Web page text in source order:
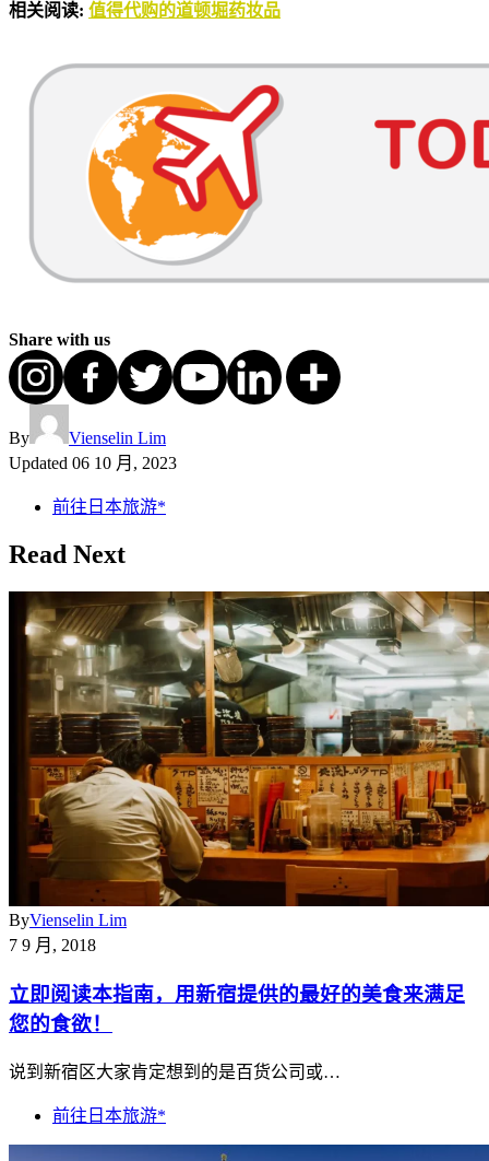
相关阅读: 值得代购的道顿堀药妆品
Share with us
By
Vienselin Lim
Updated 06 10 月, 2023
前往日本旅游*
Read Next
ByVienselin Lim
7 9 月, 2018
立即阅读本指南，用新宿提供的最好的美食来满足
您的食欲！
说到新宿区大家肯定想到的是百货公司或…
前往日本旅游*